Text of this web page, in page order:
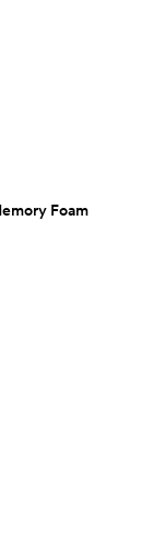
Foam